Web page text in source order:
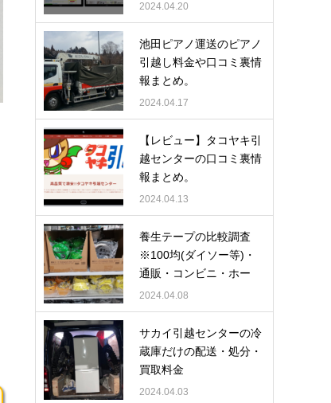
2024.04.20
池田ピアノ運送のピアノ
引越し料金や口コミ裏情
報まとめ。
2024.04.17
【レビュー】タコヤキ引
越センターの口コミ裏情
報まとめ。
2024.04.13
養生テープの比較調査
※100均(ダイソー等)・
通販・コンビニ・ホー
ム…
2024.04.08
サカイ引越センターの冷
蔵庫だけの配送・処分・
買取料金
2024.04.03